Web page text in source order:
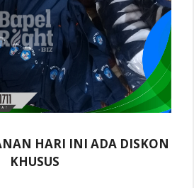
HARI INI ADA DISKON
KHUSUS